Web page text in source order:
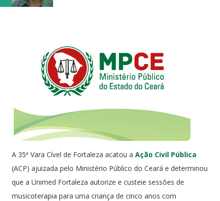
A 35ª Vara Cível de Fortaleza acatou a Ação Civil Pública
(ACP) ajuizada pelo Ministério Público do Ceará e determinou
que a Unimed Fortaleza autorize e custeie sessões de
musicoterapia para uma criança de cinco anos com